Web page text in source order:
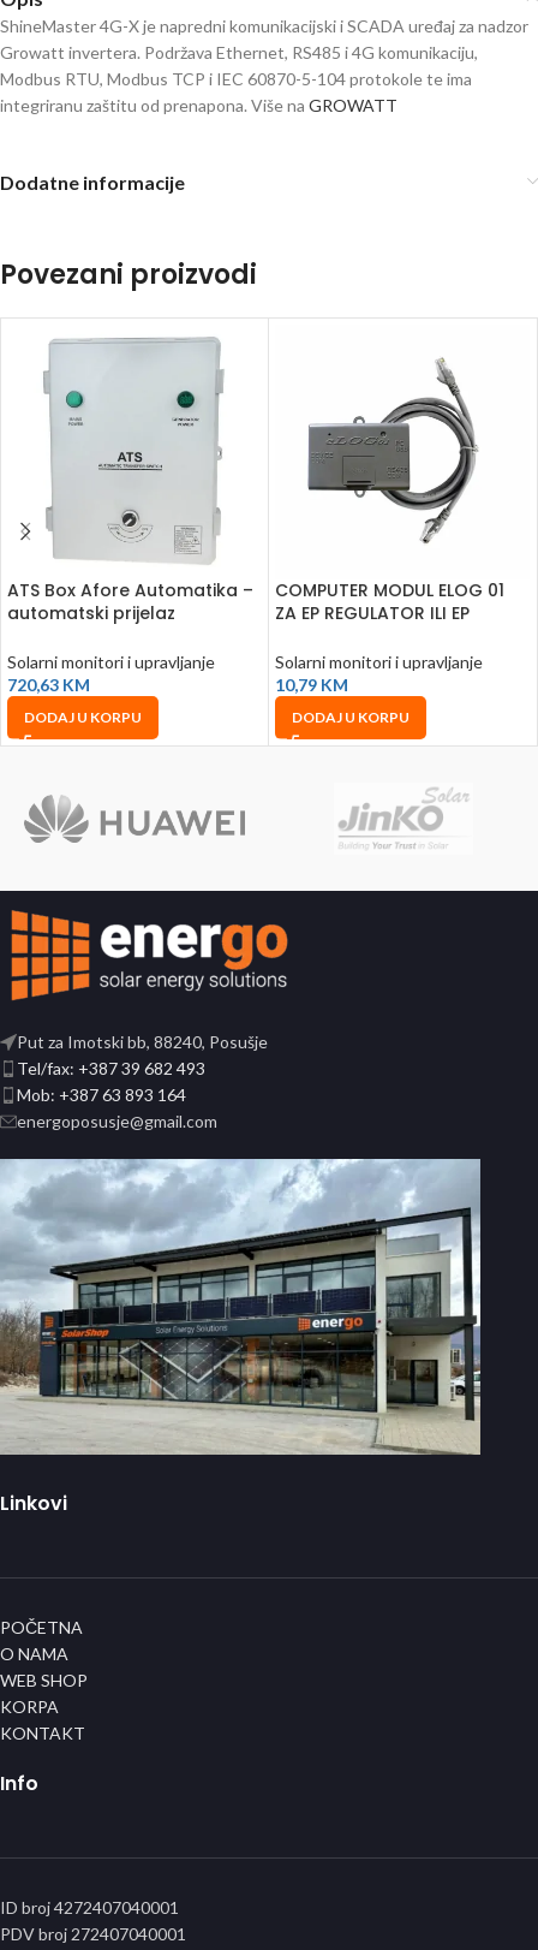
ShineMaster 4G-X je napredni komunikacijski i SCADA uređaj za nadzor
Growatt invertera. Podržava Ethernet, RS485 i 4G komunikaciju,
Modbus RTU, Modbus TCP i IEC 60870-5-104 protokole te ima
integriranu zaštitu od prenapona. Više na GROWATT
Dodatne informacije
Povezani proizvodi
ATS Box Afore Automatika –
automatski prijelaz
Solarni monitori i upravljanje
720,63 KM
DODAJ U KORPU
COMPUTER MODUL ELOG 01
ZA EP REGULATOR ILI EP
Solarni monitori i upravljanje
10,79 KM
DODAJ U KORPU
Put za Imotski bb, 88240, Posušje
Tel/fax: +387 39 682 493
Mob: +387 63 893 164
energoposusje@gmail.com
Linkovi
POČETNA
O NAMA
WEB SHOP
KORPA
KONTAKT
Info
ID broj 4272407040001
PDV broj 272407040001